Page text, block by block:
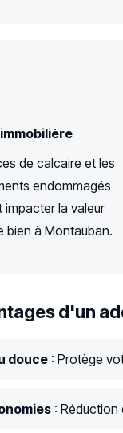
de calcaire et les
endommagés
impacter la valeur
bien à Montauban.
d'un
douce : Protège
: